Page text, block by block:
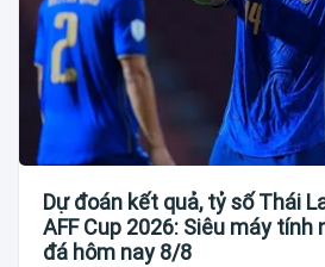
Dự đoán kết quả, tỷ số Thái
AFF Cup 2026: Siêu máy tính
đá hôm nay 8/8